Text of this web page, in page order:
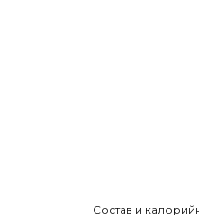
Состав и